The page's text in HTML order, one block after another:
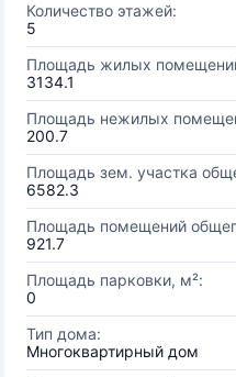
Количество этажей:
5
Площадь жилых
3134.1
Площадь нежилых
200.7
Площадь зем. участка
6582.3
Площадь помещений
921.7
Площадь парковки, м²:
0
Тип дома:
Многоквартирный дом